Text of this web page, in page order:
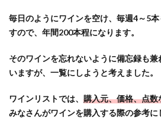
毎日のようにワインを空け、毎週4～5
すので、年間200本程になります。
そのワインを忘れないように備忘録も
いますが、一覧にしようと考えました。
ワインリストでは、 購入元、価格、点数
みなさんがワインを購入する際の参考に